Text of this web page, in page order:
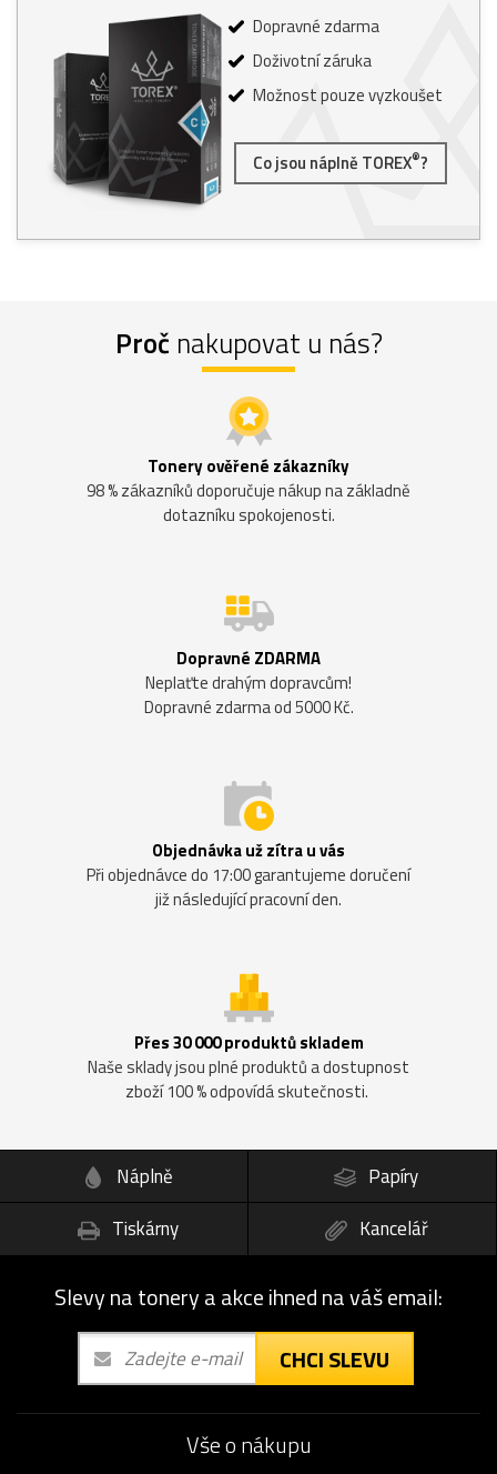
Dopravné zdarma
Doživotní záruka
Možnost pouze vyzkoušet
Co jsou náplně TOREX®?
Proč nakupovat u nás?
Tonery ověřené zákazníky
98 % zákazníků doporučuje nákup na základně
dotazníku spokojenosti.
Dopravné ZDARMA
Neplaťte drahým dopravcům!
Dopravné zdarma od 5000 Kč.
Objednávka už zítra u vás
Při objednávce do 17:00 garantujeme doručení
již následující pracovní den.
Přes 30 000 produktů skladem
Naše sklady jsou plné produktů a dostupnost
zboží 100 % odpovídá skutečnosti.
Náplně
Papíry
Tiskárny
Kancelář
Slevy na tonery a akce ihned na váš email:
CHCI SLEVU
Vše o nákupu